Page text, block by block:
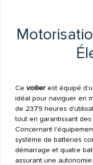
Ce voilierest équipé
idéal pour naviguer en
de 2379 heures
tout en garantissant
Concernant
système de batteries
démarrage et quatre
assurant une